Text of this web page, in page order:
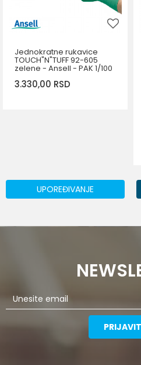
Jednokratne rukavice
TOUCH"N"TUFF 92-605
zelene - Ansell - PAK 1/100
3.330,00 RSD
UPOREĐIVANJE